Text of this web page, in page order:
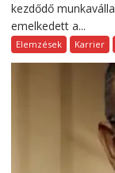
kezdődő
emelkedett a...
Elemzések Karrier